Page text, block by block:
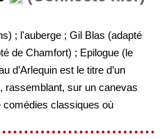
; l'auberge ; Gil Blas (adapté
de Chamfort) ; Epilogue (le
d’Arlequin est le titre d’un
rassemblant, sur un canevas
classiques où